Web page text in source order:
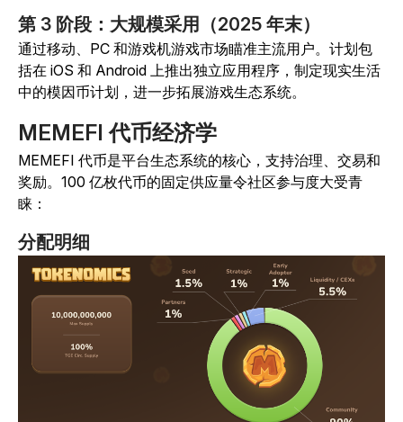
第 3 阶段：大规模采用（2025 年末）
通过移动、PC 和游戏机游戏市场瞄准主流用户。计划包
括在 iOS 和 Android 上推出独立应用程序，制定现实生活
中的模因币计划，进一步拓展游戏生态系统。
MEMEFI 代币经济学
MEMEFI 代币是平台生态系统的核心，支持治理、交易和
奖励。100 亿枚代币的固定供应量令社区参与度大受青
睐：
分配明细